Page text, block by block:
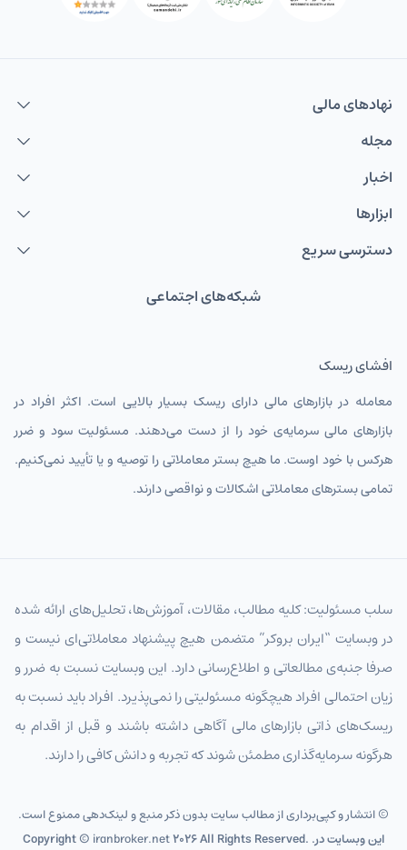
نهاد‌های مالی
مجله
اخبار
ابزارها
دسترسی سریع
شبکه‌های اجتماعی
افشای ریسک
معامله در بازارهای مالی دارای ریسک بسیار بالایی است. اکثر افراد در
بازارهای مالی سرمایه‌ی خود را از دست می‌دهند. مسئولیت سود و ضرر
هرکس با خود اوست. ما هیچ بستر معاملاتی را توصیه و یا تأیید نمی‌کنیم.
تمامی بسترهای معاملاتی اشکالات و نواقصی دارند.
سلب مسئولیت: کلیه مطالب، مقالات، آموزش‌ها، تحلیل‌های ارائه شده
در وبسایت “ایران بروکر” متضمن هیچ پیشنهاد معاملاتی‌ای نیست و
صرفا جنبه‌ی مطالعاتی و اطلاع‌رسانی دارد. این وبسایت نسبت به ضرر و
زیان احتمالی افراد هیچگونه مسئولیتی را نمی‌پذیرد. افراد باید نسبت به
ریسک‌های ذاتی بازارهای مالی آگاهی داشته باشند و قبل از اقدام به
هرگونه سرمایه‌گذاری مطمئن شوند که تجربه و دانش کافی را دارند.
© انتشار و کپی‌برداری از مطالب سایت بدون ذکر منبع و لینک‌دهی ممنوع است.
Copyright © iranbroker.net2026 All Rights Reserved. .این وبسایت در